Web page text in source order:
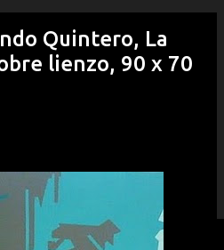
puede contactarnos por
con gusto le
Quintero, La
lienzo, 90 x 70